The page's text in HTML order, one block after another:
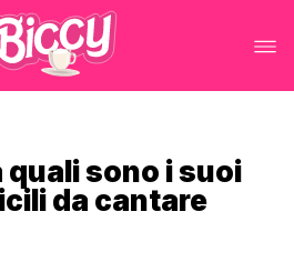
quali sono i suoi
da cantare